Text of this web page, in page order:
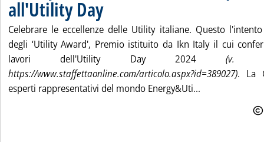
all'Utility Day
Celebrare le eccellenze delle Utility italiane. Questo
degli ‘Utility Award', Premio istituito da Ikn Italy il cui
lavori dell'Utility Day 2024(v.
https://www.staffettaonline.com/articolo.aspx?id=389027). La
esperti rappresentativi del mondo Energy&Uti...